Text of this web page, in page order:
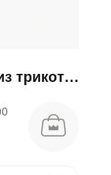
Блузка прямого кроя из трикотажа